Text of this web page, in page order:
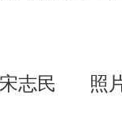
/宋志民 照